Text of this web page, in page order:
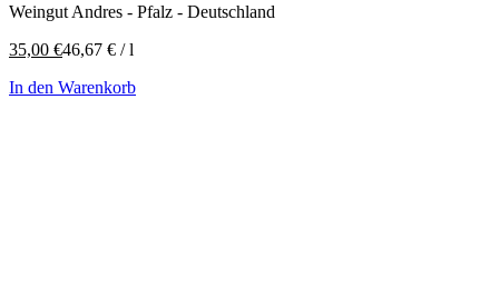
Weingut Andres - Pfalz - Deutschland
35,00 €46,67 € /l
In den Warenkorb